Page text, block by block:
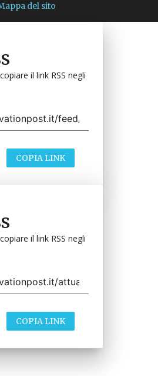
del sito
il link RSS negli
COPIA LINK
il link RSS negli
COPIA LINK